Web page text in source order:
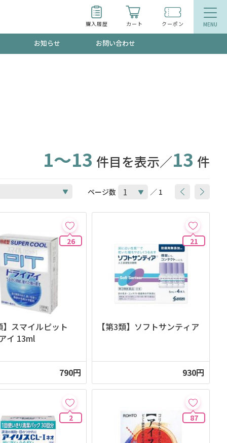
購入履歴 カート クーポン
るものが一目でわかるランキング
お知らせ お問い合わせ
1～13 件目を表示／13 件
ページ数 ／ 1
26
】スマイルピット
イ 13ml
790円
21
【第3類】ソフトサンティア
930円
2 87